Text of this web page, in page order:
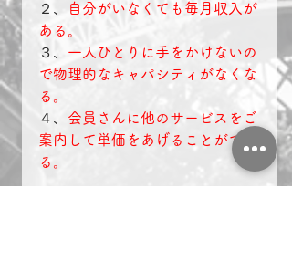
２、
自分がいなくても毎月収入が
ある。
３、 一人ひとりに手をかけないの
で物理的なキャパシティがなくな
る。
４、 会員さんに他のサービスをご
案内して単価をあげることができ
る。